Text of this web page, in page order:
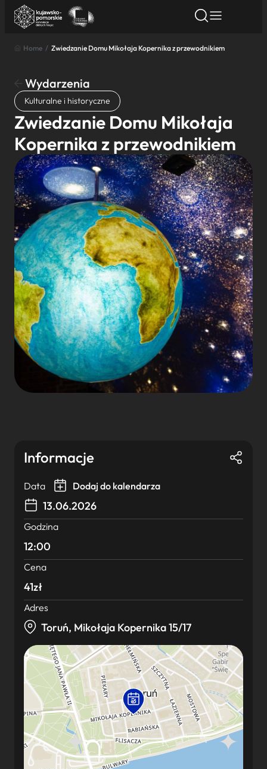
Znajdź atrakcję
Nazwa atrakcji
Miasto
Kategoria
Wyszukaj
Home / Zwiedzanie Domu Mikołaja Kopernika z przewodnikiem
Wydarzenia
Kulturalne i historyczne
Zwiedzanie Domu Mikołaja
Kopernika z przewodnikiem
Informacje
Data Dodaj do kalendarza
13.06.2026
Godzina
12:00
Cena
41zł
Adres
Toruń, Mikołaja Kopernika 15/17